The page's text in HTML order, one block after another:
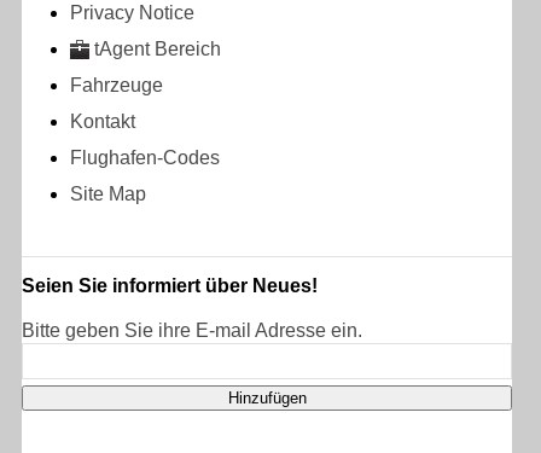
Privacy Notice
tAgent Bereich
Fahrzeuge
Kontakt
Flughafen-Codes
Site Map
Seien Sie informiert über Neues!
Bitte geben Sie ihre E-mail Adresse ein.